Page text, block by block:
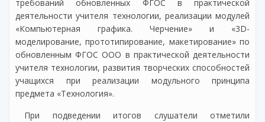
требований обновленных ФГОС в практической
деятельности учителя технологии, реализации модулей
«Компьютерная графика. Черчение» и «3D-
моделирование, прототипирование, макетирование» по
обновленным ФГОС ООО в практической деятельности
учителя технологии, развития творческих способностей
учащихся при реализации модульного принципа
предмета «Технология».
При подведении итогов слушатели отметили